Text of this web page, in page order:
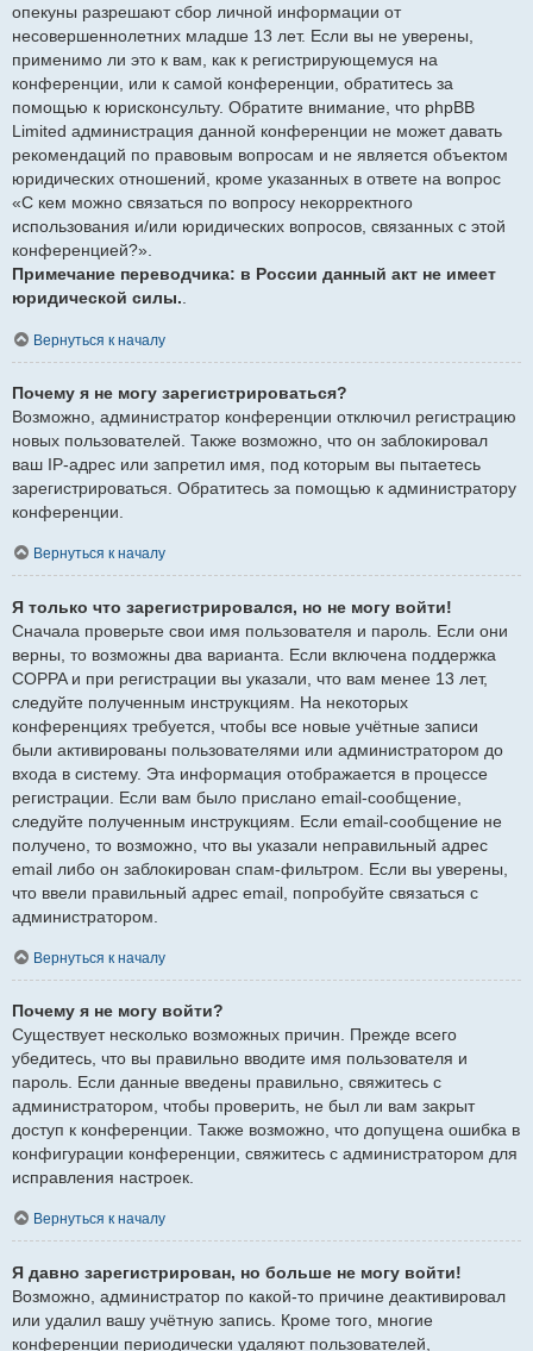
опекуны разрешают сбор личной информации от
несовершеннолетних младше 13 лет. Если вы не уверены,
применимо ли это к вам, как к регистрирующемуся на
конференции, или к самой конференции, обратитесь за
помощью к юрисконсульту. Обратите внимание, что phpBB
Limited администрация данной конференции не может давать
рекомендаций по правовым вопросам и не является объектом
юридических отношений, кроме указанных в ответе на вопрос
«С кем можно связаться по вопросу некорректного
использования и/или юридических вопросов, связанных с этой
конференцией?».
Примечание переводчика: в России данный акт не имеет
юридической силы..
Вернуться к началу
Почему я не могу зарегистрироваться?
Возможно, администратор конференции отключил регистрацию
новых пользователей. Также возможно, что он заблокировал
ваш IP-адрес или запретил имя, под которым вы пытаетесь
зарегистрироваться. Обратитесь за помощью к администратору
конференции.
Вернуться к началу
Я только что зарегистрировался, но не могу войти!
Сначала проверьте свои имя пользователя и пароль. Если они
верны, то возможны два варианта. Если включена поддержка
COPPA и при регистрации вы указали, что вам менее 13 лет,
следуйте полученным инструкциям. На некоторых
конференциях требуется, чтобы все новые учётные записи
были активированы пользователями или администратором до
входа в систему. Эта информация отображается в процессе
регистрации. Если вам было прислано email-сообщение,
следуйте полученным инструкциям. Если email-сообщение не
получено, то возможно, что вы указали неправильный адрес
email либо он заблокирован спам-фильтром. Если вы уверены,
что ввели правильный адрес email, попробуйте связаться с
администратором.
Вернуться к началу
Почему я не могу войти?
Существует несколько возможных причин. Прежде всего
убедитесь, что вы правильно вводите имя пользователя и
пароль. Если данные введены правильно, свяжитесь с
администратором, чтобы проверить, не был ли вам закрыт
доступ к конференции. Также возможно, что допущена ошибка в
конфигурации конференции, свяжитесь с администратором для
исправления настроек.
Вернуться к началу
Я давно зарегистрирован, но больше не могу войти!
Возможно, администратор по какой-то причине деактивировал
или удалил вашу учётную запись. Кроме того, многие
конференции периодически удаляют пользователей,